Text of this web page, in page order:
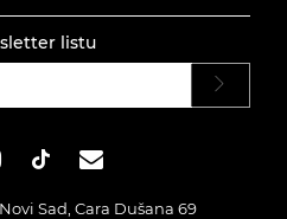
listu
Sad, Cara Dušana 69